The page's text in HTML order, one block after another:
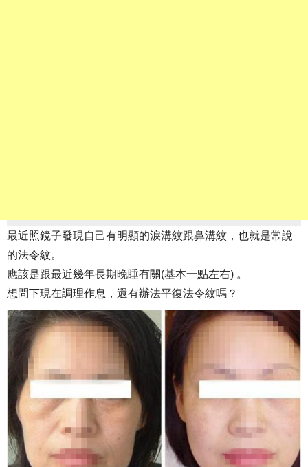
最近照鏡子發現自己有明顯的淚溝紋跟鼻溝紋，也就是常說
的法令紋。
應該是跟最近幾年長期晚睡有關(基本一點左右) 。
想問下現在調理作息，還有辦法平復法令紋嗎？